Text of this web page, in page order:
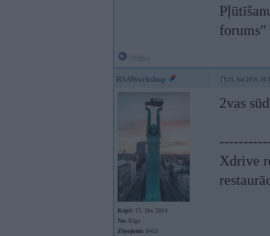
forums"
RSAWorkshop 21. Jun 2016,
Kopš: 13. Dec 2014
No: Rīga
Ziņojumi: 8415
2vas
Xdrive